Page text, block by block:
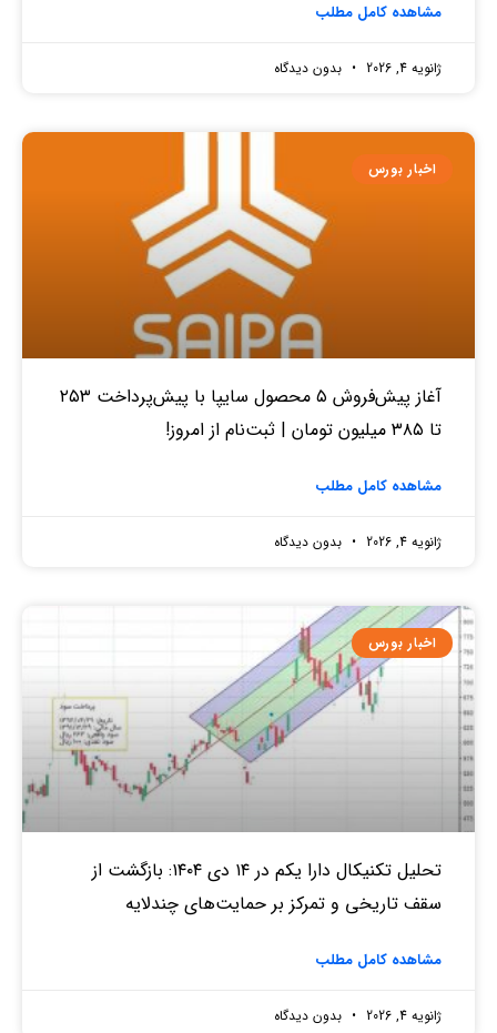
مشاهده کامل مطلب
ژانویه 4, 2026 بدون دیدگاه
اخبار بورس
آغاز پیش‌فروش ۵ محصول سایپا با پیش‌پرداخت ۲۵۳
تا ۳۸۵ میلیون تومان | ثبت‌نام از امروز!
مشاهده کامل مطلب
ژانویه 4, 2026 بدون دیدگاه
اخبار بورس
تحلیل تکنیکال دارا یکم در ۱۴ دی ۱۴۰۴: بازگشت از
سقف تاریخی و تمرکز بر حمایت‌های چندلایه
مشاهده کامل مطلب
ژانویه 4, 2026 بدون دیدگاه